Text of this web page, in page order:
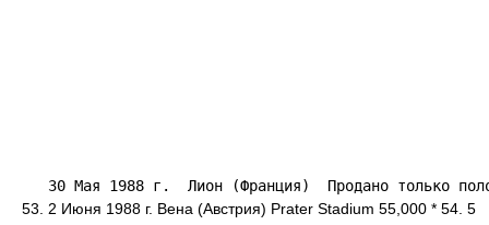
53. 2 Июня 1988 г. Вена (Австрия) Prater Stadium 55,000 * 54. 5